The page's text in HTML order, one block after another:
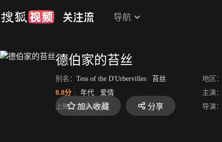
导航
德伯家的苔丝
别名： Tess of the D'Urbervilles / 苔丝
地区
8.8分
年代 / 爱情
主演
上映：2008-09-14 导演
加入收藏 分享